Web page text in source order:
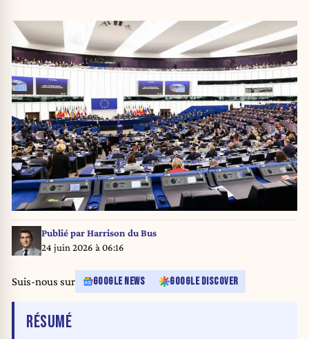
Publié parHarrison du Bus
24 juin 2026 à 06:16
Suis-nous sur GOOGLE NEWS GOOGLE DISCOVER
RÉSUMÉDE L'ARTICLE